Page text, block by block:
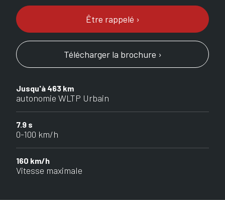
Être rappelé ›
Télécharger la brochure ›
Jusqu'à 463 km
autonomie WLTP Urbain
7.9 s
0-100 km/h
160 km/h
Vitesse maximale